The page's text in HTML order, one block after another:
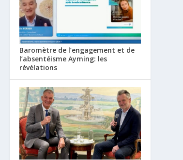
Baromètre de l’engagement et de
l’absentéisme Ayming: les
révélations